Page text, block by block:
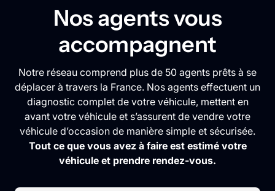
Nos agents vous
accompagnent
Notre réseau comprend plus de 50 agents prêts à se
déplacer à travers la France. Nos agents effectuent un
diagnostic complet de votre véhicule, mettent en
avant votre véhicule et s’assurent de vendre votre
véhicule d’occasion de manière simple et sécurisée.
Tout ce que vous avez à faire est estimé votre
véhicule et prendre rendez-vous.